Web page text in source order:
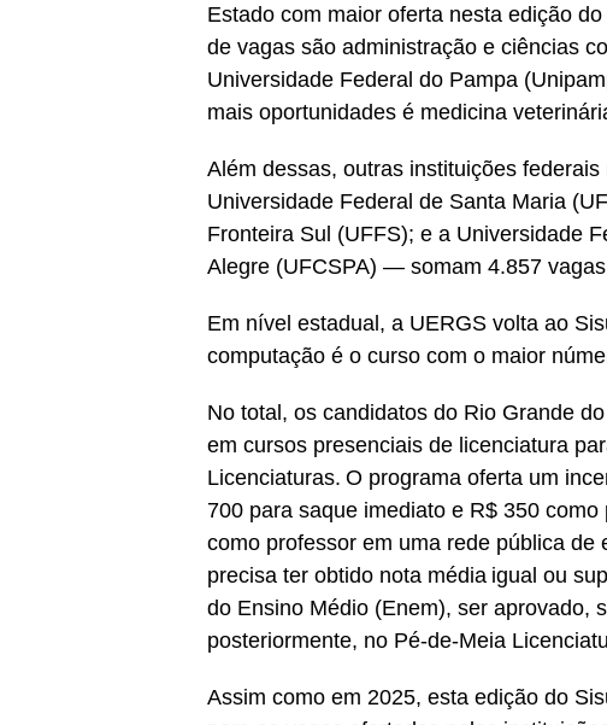
Estado com maior oferta nesta edição
de vagas são administração e ciências
Universidade Federal do Pampa
mais oportunidades é medicina
Além dessas, outras instituições
Universidade Federal de Santa Maria
Fronteira Sul (UFFS); e a Universidade
Alegre (UFCSPA) — somam 4.857
Em nível estadual, a UERGS volta ao
computação é o curso com o maior
No total, os candidatos do Rio Grande
em cursos presenciais de licenciatura
Licenciaturas. O programa oferta um
700 para saque imediato e R$ 350
como professor em uma rede pública de
precisa ter obtido nota média igual ou
do Ensino Médio (Enem), ser aprovado,
posteriormente, no Pé-de-Meia
Assim como em 2025, esta edição do